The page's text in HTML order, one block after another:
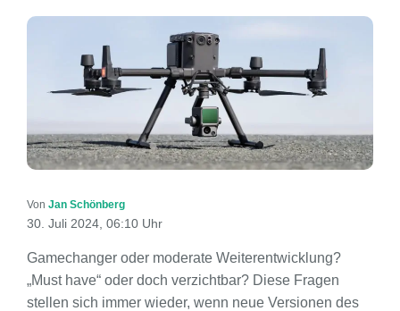
Von Jan Schönberg
30. Juli 2024, 06:10 Uhr
Gamechanger oder moderate Weiterentwicklung?
„Must have“ oder doch verzichtbar? Diese Fragen
stellen sich immer wieder, wenn neue Versionen des